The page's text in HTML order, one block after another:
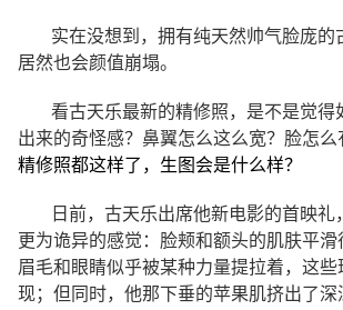
实在没想到，拥有纯天然帅气脸庞的
居然也会颜值崩塌。
看古天乐最新的精修照，是不是觉得
出来的奇怪感？鼻翼怎么这么宽？脸怎么
精修照都这样了，生图会是什么样？
日前，古天乐出席他新电影的首映礼
更为诡异的感觉：脸颊和额头的肌肤平滑
眉毛和眼睛似乎被某种力量提拉着，这
现；但同时，他那下垂的苹果肌挤出了